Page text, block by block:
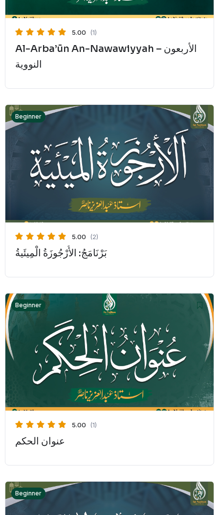
5.00 (1)
Al-Arba’ūn An-Nawawiyyah – الأربعون
النووية
Beginner
5.00 (2)
بَرْنَامَجُ: الأُرْجُوزَةُ الْمِيئَيةُ
Beginner
5.00 (1)
عنوان الحكم
Beginner